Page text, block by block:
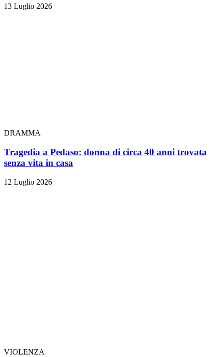
13 Luglio 2026
DRAMMA
Tragedia a Pedaso: donna di circa 40 anni trovata
senza vita in casa
12 Luglio 2026
VIOLENZA